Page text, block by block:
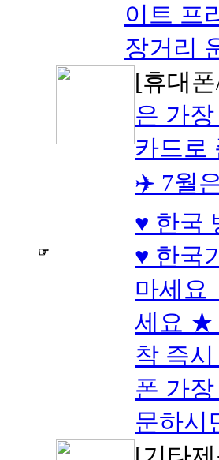
이트 프
장거리
☞
[휴대
은 가
카드로
✈️ 7월
♥ 한국
♥ 한국
마세요
세요 ★
착 즉
폰 가
문하시